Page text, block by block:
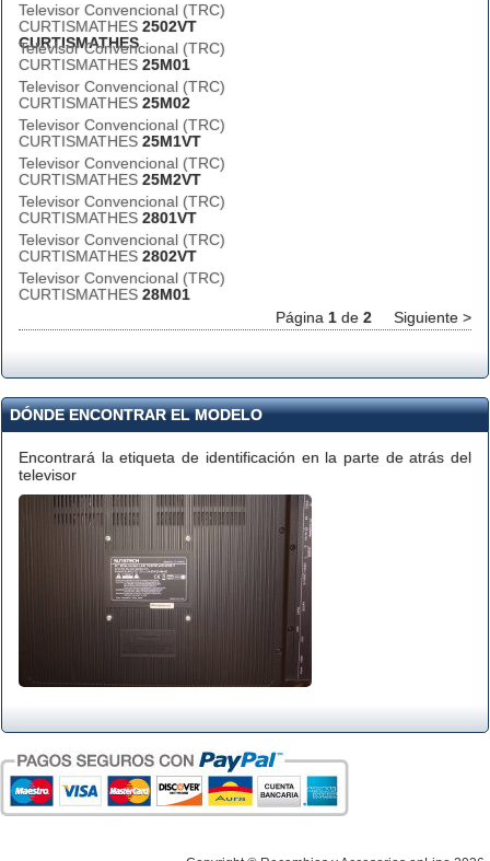
Televisor Convencional (TRC)
CURTISMATHES 2502VT
CURTISMATHES
Televisor Convencional (TRC)
CURTISMATHES 25M01
Televisor Convencional (TRC)
CURTISMATHES 25M02
Televisor Convencional (TRC)
CURTISMATHES 25M1VT
Televisor Convencional (TRC)
CURTISMATHES 25M2VT
Televisor Convencional (TRC)
CURTISMATHES 2801VT
Televisor Convencional (TRC)
CURTISMATHES 2802VT
Televisor Convencional (TRC)
CURTISMATHES 28M01
Página 1 de 2 Siguiente >
DÓNDE ENCONTRAR EL MODELO
Encontrará la etiqueta de identificación en la parte de atrás del
televisor